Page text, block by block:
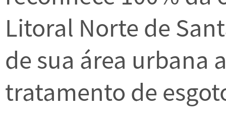
Litoral Norte de
de sua área urbana
tratamento de